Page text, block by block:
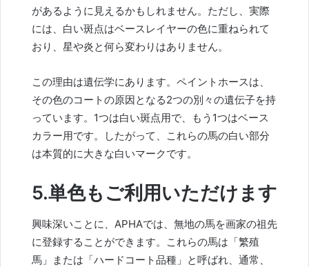
があるように見えるかもしれません。ただし、実際
には、白い斑点はベースレイヤーの色に重ねられて
おり、星や炎と何ら変わりはありません。
この理由は遺伝学にあります。ペイントホースは、
その色のコートの原因となる2つの別々の遺伝子を持
っています。1つは白い斑点用で、もう1つはベース
カラー用です。したがって、これらの馬の白い部分
は本質的に大きな白いマークです。
5.単色もご利用いただけます
興味深いことに、APHAでは、無地の馬を画家の祖先
に登録することができます。これらの馬は「繁殖
馬」または「ハードコート品種」と呼ばれ、通常、